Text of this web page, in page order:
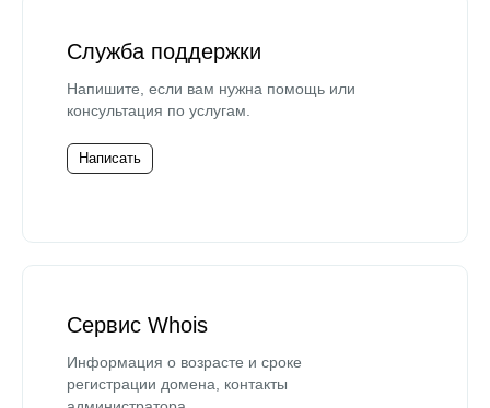
Служба поддержки
Напишите, если вам нужна помощь или
консультация по услугам.
Написать
Сервис Whois
Информация о возрасте и сроке
регистрации домена, контакты